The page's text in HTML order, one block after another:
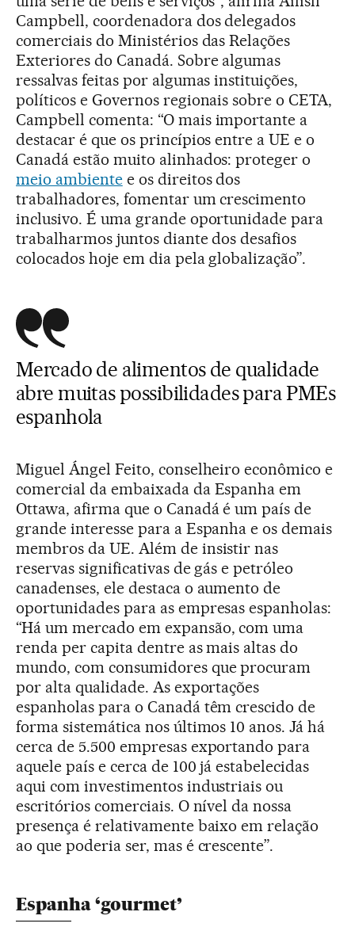
Campbell, coordenadora dos delegados
comerciais do Ministérios das Relações
Exteriores do Canadá. Sobre algumas
ressalvas feitas por algumas instituições,
políticos e Governos regionais sobre o CETA,
Campbell comenta: “O mais importante a
destacar é que os princípios entre a UE e o
Canadá estão muito alinhados: proteger o
meio ambientee os direitos dos
trabalhadores, fomentar um crescimento
inclusivo. É uma grande oportunidade para
trabalharmos juntos diante dos desafios
colocados hoje em dia pela globalização”.
Mercado de alimentos de qualidade
abre muitas possibilidades para PMEs
espanhola
Miguel Ángel Feito, conselheiro econômico e
comercial da embaixada da Espanha em
Ottawa, afirma que o Canadá é um país de
grande interesse para a Espanha e os demais
membros da UE. Além de insistir nas
reservas significativas de gás e petróleo
canadenses, ele destaca o aumento de
oportunidades para as empresas espanholas:
“Há um mercado em expansão, com uma
renda per capita dentre as mais altas do
mundo, com consumidores que procuram
por alta qualidade. As exportações
espanholas para o Canadá têm crescido de
forma sistemática nos últimos 10 anos. Já há
cerca de 5.500 empresas exportando para
aquele país e cerca de 100 já estabelecidas
aqui com investimentos industriais ou
escritórios comerciais. O nível da nossa
presença é relativamente baixo em relação
ao que poderia ser, mas é crescente”.
Espanha ‘gourmet’